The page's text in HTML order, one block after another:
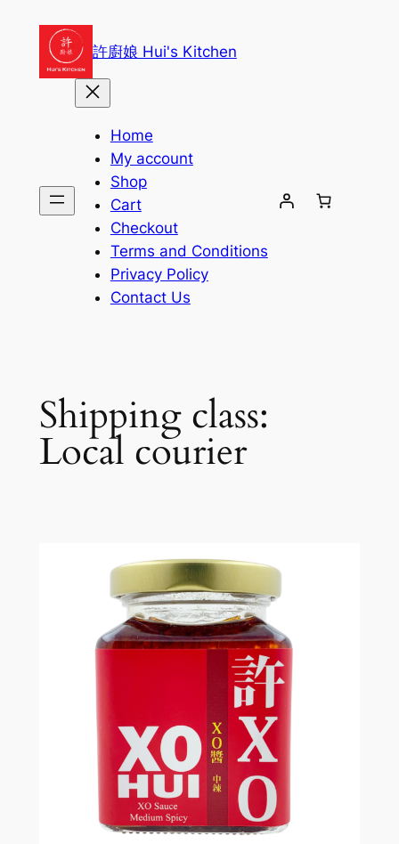
content
許廚娘 Hui's Kitchen
Home
My account
Shop
Cart
Checkout
Terms and Conditions
Privacy Policy
Contact Us
Shipping class:
Local courier